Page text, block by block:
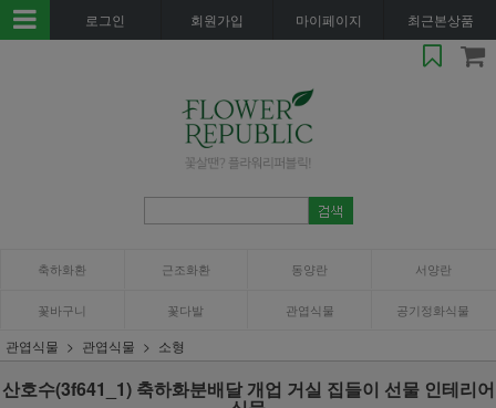
로그인 회원가입 마이페이지 최근본상품
축하화환 근조화환 동양란 서양란
꽃바구니 꽃다발 관엽식물 공기정화식물
관엽식물 관엽식물 소형
산호수(3f641_1) 축하화분배달 개업 거실 집들이 선물 인테리어